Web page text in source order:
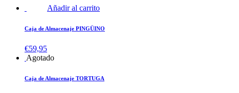
Añadir al carrito
Caja de Almacenaje PINGÜINO
€59,95
Agotado
Caja de Almacenaje TORTUGA